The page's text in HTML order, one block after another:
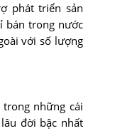
phát triển sản
bán trong nước
với số lượng
những cái
đời bậc nhất